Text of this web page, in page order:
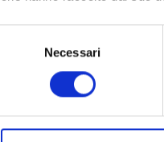
Necessari